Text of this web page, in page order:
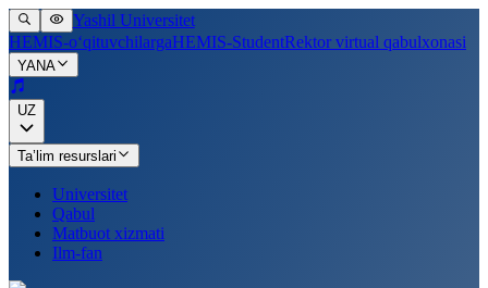
Yashil Universitet
HEMIS-o‘qituvchilargaHEMIS-StudentRektor virtual qabulxonasi
YANA
UZ
Ta’lim resurslari
Universitet
Qabul
Matbuot xizmati
Ilm-fan